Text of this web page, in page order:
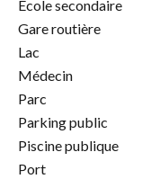
École secondaire
Gare routière
Lac
Médecin
Parc
Parking public
Piscine publique
Port